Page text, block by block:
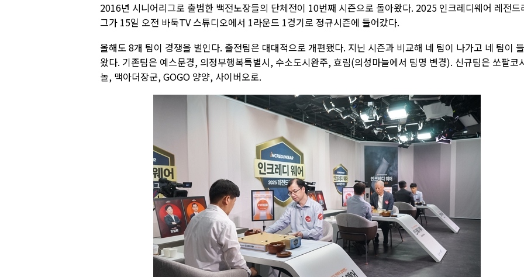
2016년 시니어리그로 출범한 백전노장들의 단체전이 10번째 시즌으로 돌아왔다. 2025 인크레디웨어 레전드
그가 15일 오전 바둑TV 스튜디오에서 1라운드 1경기로 정규시즌에 들어갔다.
올해도 8개 팀이 경쟁을 벌인다. 출전팀은 대대적으로 개편됐다. 지닌 시즌과 비교해 네 팀이 나가고 네 팀이
왔다. 기존팀은 예스문경, 의정부행복특별시, 수소도시완주, 효림(의성마늘에서 팀명 변경). 신규팀은 쏘팔코
놀, 맥아더장군, GOGO 양양, 사이버오로.